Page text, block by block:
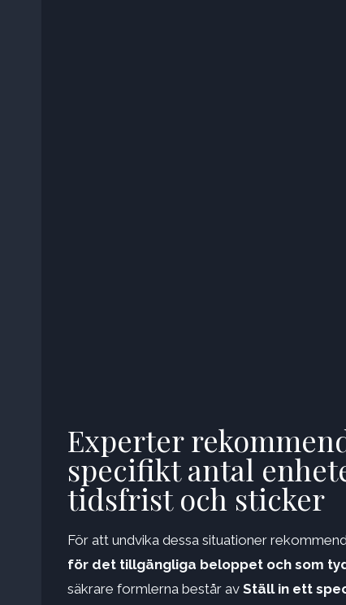
Experter
specifikt antal
tidsfrist och sticker
För att undvika dessa situationer
för det tillgängliga beloppet och som
säkrare formlerna består av Ställ in ett